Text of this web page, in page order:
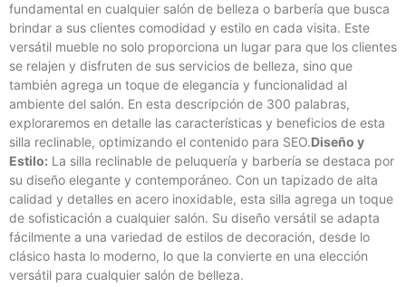
fundamental en cualquier salón de belleza o barbería que busca
brindar a sus clientes comodidad y estilo en cada visita. Este
versátil mueble no solo proporciona un lugar para que los clientes
se relajen y disfruten de sus servicios de belleza, sino que
también agrega un toque de elegancia y funcionalidad al
ambiente del salón. En esta descripción de 300 palabras,
exploraremos en detalle las características y beneficios de esta
silla reclinable, optimizando el contenido para SEO.Diseño y
Estilo: La silla reclinable de peluquería y barbería se destaca por
su diseño elegante y contemporáneo. Con un tapizado de alta
calidad y detalles en acero inoxidable, esta silla agrega un toque
de sofisticación a cualquier salón. Su diseño versátil se adapta
fácilmente a una variedad de estilos de decoración, desde lo
clásico hasta lo moderno, lo que la convierte en una elección
versátil para cualquier salón de belleza.